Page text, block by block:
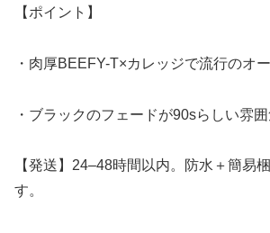
【ポイント】
・肉厚BEEFY-T×カレッジで流行のオ
・ブラックのフェードが90sらしい雰
【発送】24–48時間以内。防水＋簡易
す。